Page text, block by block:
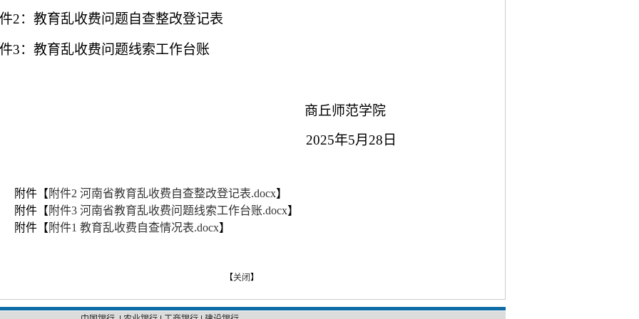
2： 教育乱收费问题自查整改登记表
3： 教育乱收费问题线索工作台账
商丘师范学院
2025年5月28日
附件【 附件2 河南省教育乱收费自查整改登记表.docx】
附件【 附件3 河南省教育乱收费问题线索工作台账.docx】
附件【 附件1 教育乱收费自查情况表.docx】
【关闭】